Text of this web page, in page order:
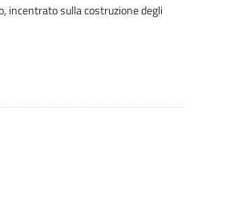
incentrato sulla costruzione degli